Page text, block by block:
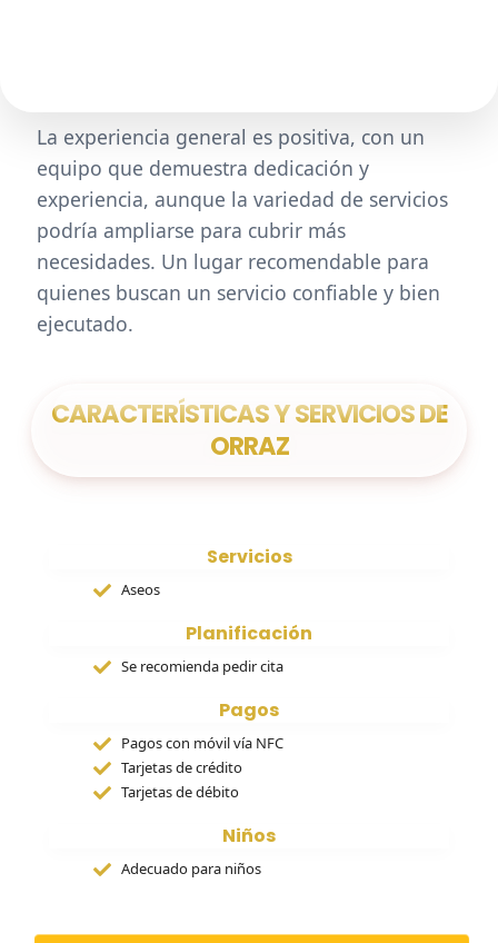
La experiencia general es positiva, con un
equipo que demuestra dedicación y
experiencia, aunque la variedad de servicios
podría ampliarse para cubrir más
necesidades. Un lugar recomendable para
quienes buscan un servicio confiable y bien
ejecutado.
CARACTERÍSTICAS Y SERVICIOS DE
ORRAZ
Servicios
Aseos
Planificación
Se recomienda pedir cita
Pagos
Pagos con móvil vía NFC
Tarjetas de crédito
Tarjetas de débito
Niños
Adecuado para niños